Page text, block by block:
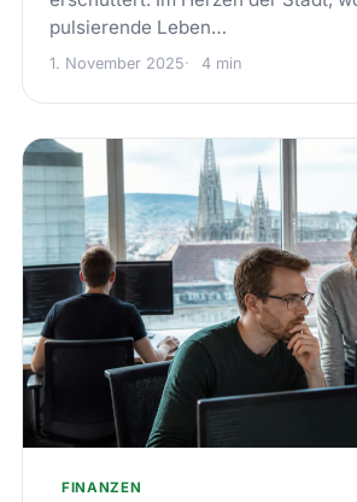
pulsierende Leben…
1. November 2025 4 min
FINANZEN